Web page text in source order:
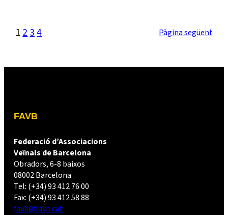
1234 Pàgina següent
FAVB
Federació d’Associacions
Veïnals de Barcelona
Obradors, 6-8 baixos
08002 Barcelona
Tel: (+34) 93 412 76 00
Fax: (+34) 93 412 58 88
favb@favb.cat